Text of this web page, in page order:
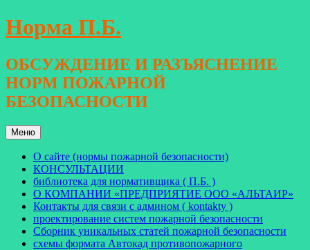
Перейти
к
Норма П.Б.
ОБСУЖДЕНИЕ И РАЗЪЯСНЕНИЕ
НОРМ ПОЖАРНОЙ
БЕЗОПАСНОСТИ
Меню
О сайте (нормы пожарной безопасности)
КОНСУЛЬТАЦИИ
библиотека для нормативщика ( П.Б. )
О КОМПАНИИ «ПРЕДПРИЯТИЕ ООО «АЛЬТАИР»
Контакты для связи с админом ( kontakty )
проектирование систем пожарной безопасности
Сборник уникальных статей пожарной безопасности
схемы формата Автокад противопожарного